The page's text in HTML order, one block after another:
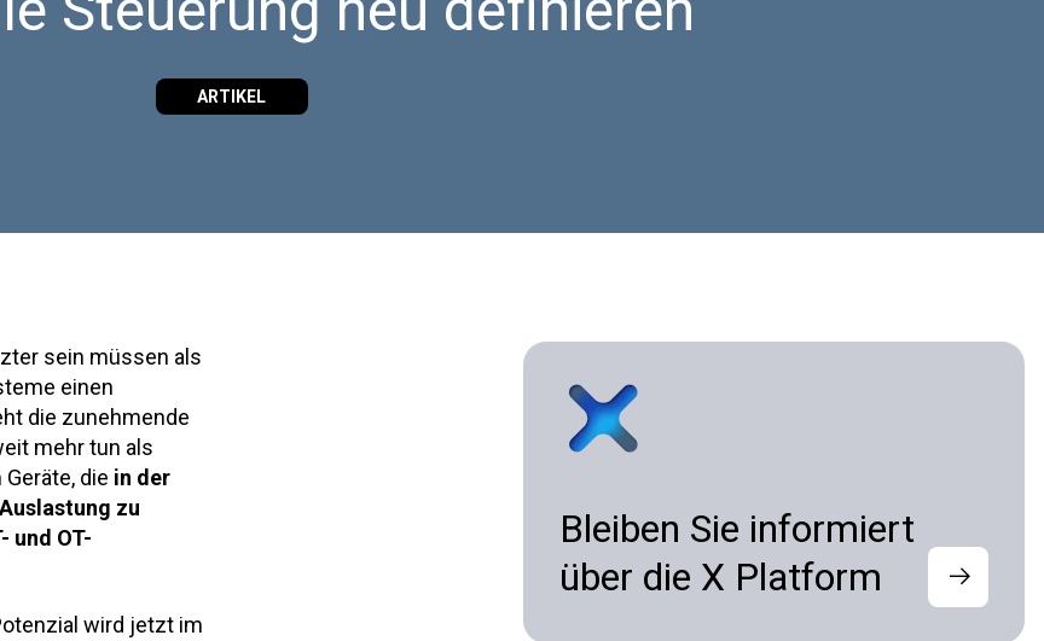
ARTIKEL
sein müssen als
einen
die zunehmende
mehr tun als
die in der
zu
und OT-
wird jetzt im
Bleiben Sie informiert
über die X Platform